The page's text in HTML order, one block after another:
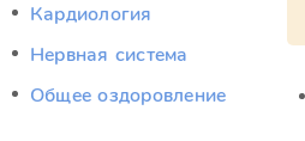
Кардиология
Нервная система
Общее оздоровление